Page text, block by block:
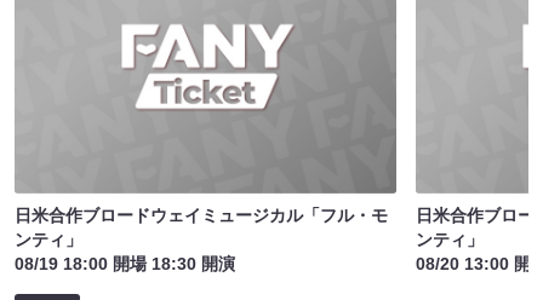
日米合作ブロードウェイミュージカル「フル・モ
ンティ」
08/19 18:00 開場 18:30 開演
日米合作ブロー
ンティ」
08/20 13:00 開